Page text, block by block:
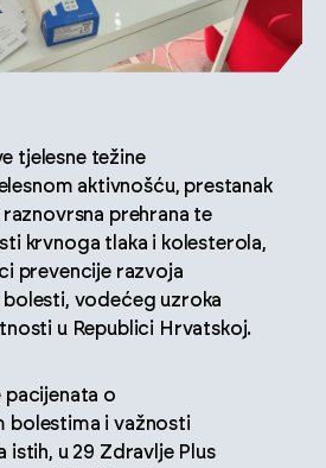
tjelesne težine
aktivnošću, prestanak
raznovrsna prehrana te
krvnoga tlaka i kolesterola,
prevencije razvoja
bolesti, vodećeg uzroka
u Republici Hrvatskoj.
pacijenata o
bolestima i važnosti
istih, u 29 Zdravlje Plus